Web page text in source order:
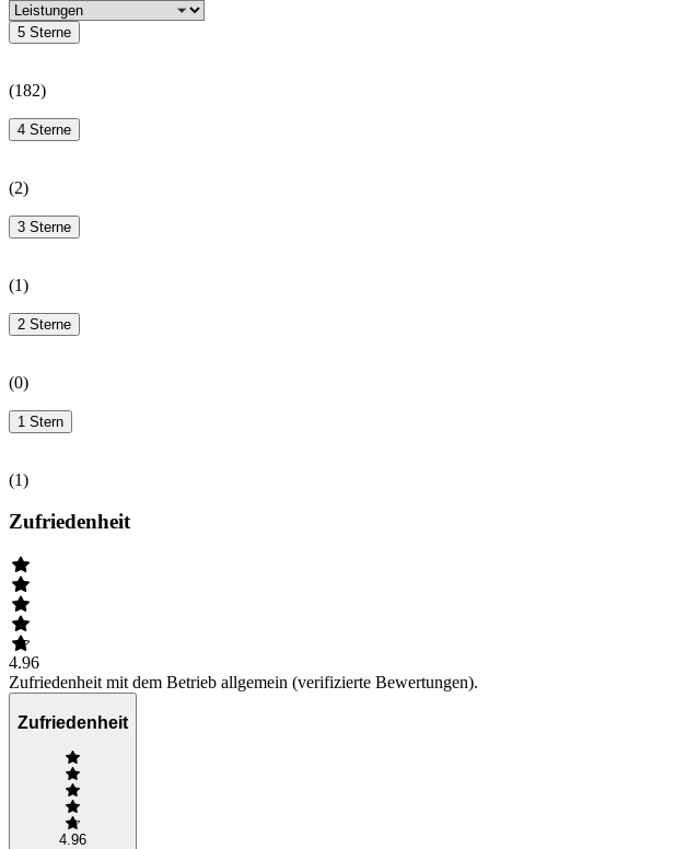
5 Sterne
(182)
4 Sterne
(2)
3 Sterne
(1)
2 Sterne
(0)
1 Stern
(1)
Zufriedenheit
4.96
Zufriedenheit mit dem Betrieb allgemein (verifizierte Bewertungen).
Zufriedenheit
4.96